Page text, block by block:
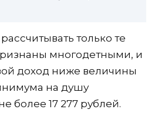
только те
многодетными, и
доход ниже величины
на душу
более 17 277 рублей.